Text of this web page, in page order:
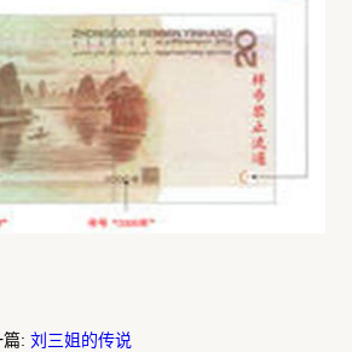
篇:刘三姐的传说